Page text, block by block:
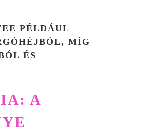
PÉLDÁUL
MÍG
ÉS
A